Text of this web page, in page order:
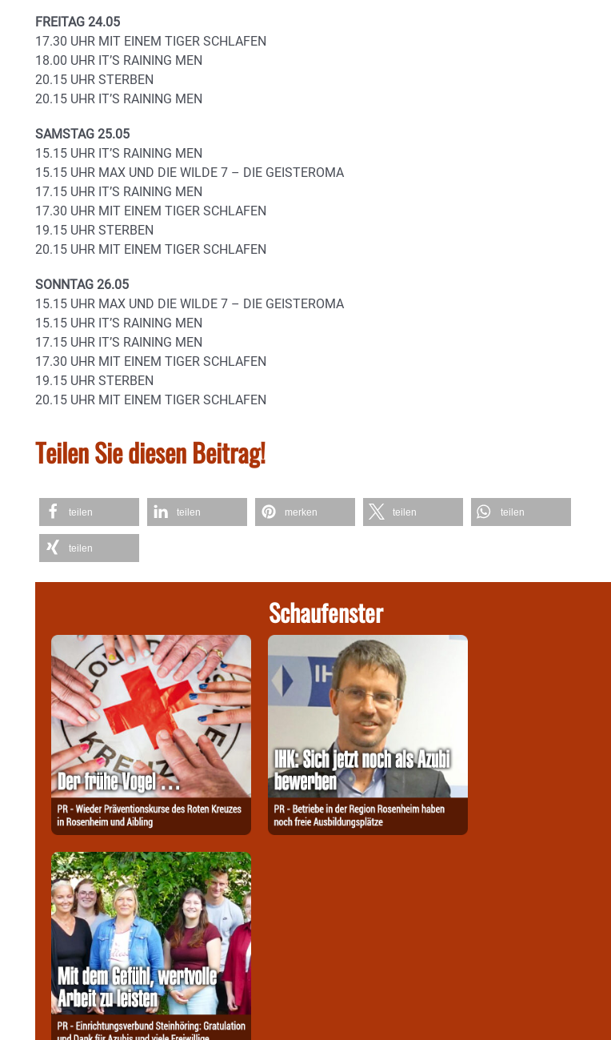
FREITAG 24.05
17.30 UHR MIT EINEM TIGER SCHLAFEN
18.00 UHR IT’S RAINING MEN
20.15 UHR STERBEN
20.15 UHR IT’S RAINING MEN
SAMSTAG 25.05
15.15 UHR IT’S RAINING MEN
15.15 UHR MAX UND DIE WILDE 7 – DIE GEISTEROMA
17.15 UHR IT’S RAINING MEN
17.30 UHR MIT EINEM TIGER SCHLAFEN
19.15 UHR STERBEN
20.15 UHR MIT EINEM TIGER SCHLAFEN
SONNTAG 26.05
15.15 UHR MAX UND DIE WILDE 7 – DIE GEISTEROMA
15.15 UHR IT’S RAINING MEN
17.15 UHR IT’S RAINING MEN
17.30 UHR MIT EINEM TIGER SCHLAFEN
19.15 UHR STERBEN
20.15 UHR MIT EINEM TIGER SCHLAFEN
Teilen Sie diesen Beitrag!
teilen teilen merken teilen teilen
teilen
Schaufenster